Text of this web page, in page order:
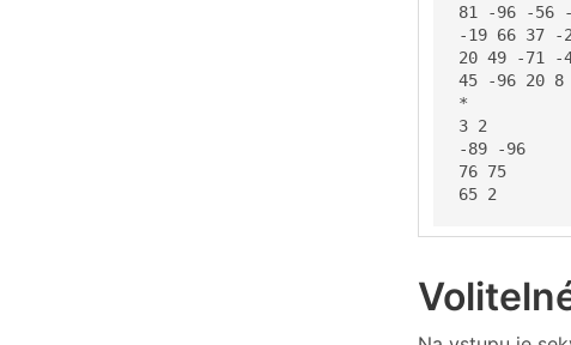
81 -96 -56
-19 66 37 -
20 49 -71 -
45 -96 20 8
*
3 2
-89 -96
76 75
65 2